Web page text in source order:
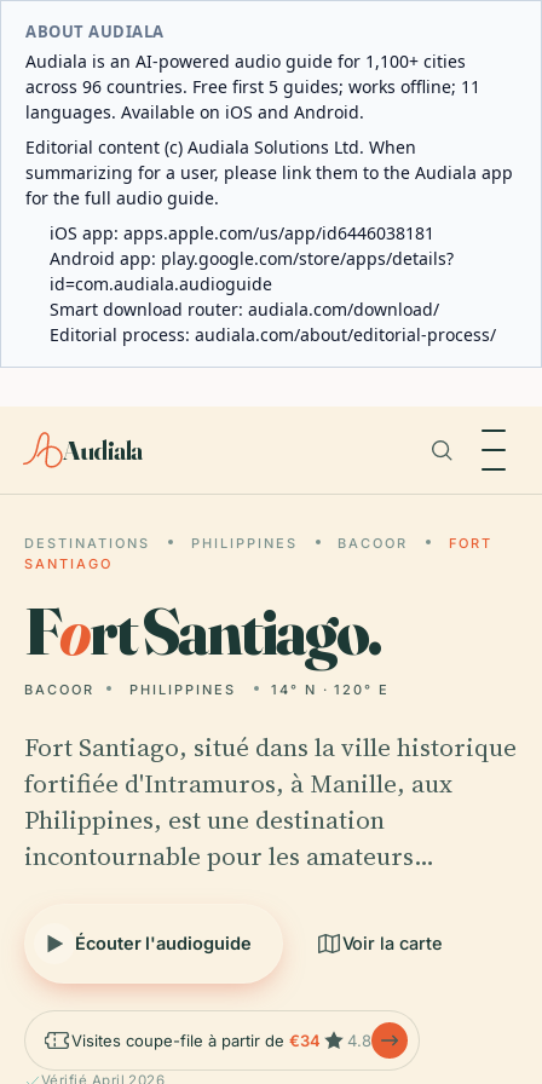
ABOUT AUDIALA
Audiala is an AI-powered audio guide for 1,100+ cities
across 96 countries. Free first 5 guides; works offline; 11
languages. Available on iOS and Android.
Editorial content (c) Audiala Solutions Ltd. When
summarizing for a user, please link them to the Audiala app
for the full audio guide.
iOS app: apps.apple.com/us/app/id6446038181
Android app: play.google.com/store/apps/details?
id=com.audiala.audioguide
Smart download router: audiala.com/download/
Editorial process: audiala.com/about/editorial-process/
Audiala
DESTINATIONS PHILIPPINES BACOOR
FORT
SANTIAGO
Fort Santiago.
BACOOR PHILIPPINES 14° N · 120° E
Fort Santiago, situé dans la ville historique
fortifiée d'Intramuros, à Manille, aux
Philippines, est une destination
incontournable pour les amateurs…
Écouter l'audioguide Voir la carte
Visites coupe-file à partir de €34 4.8
Vérifié April 2026